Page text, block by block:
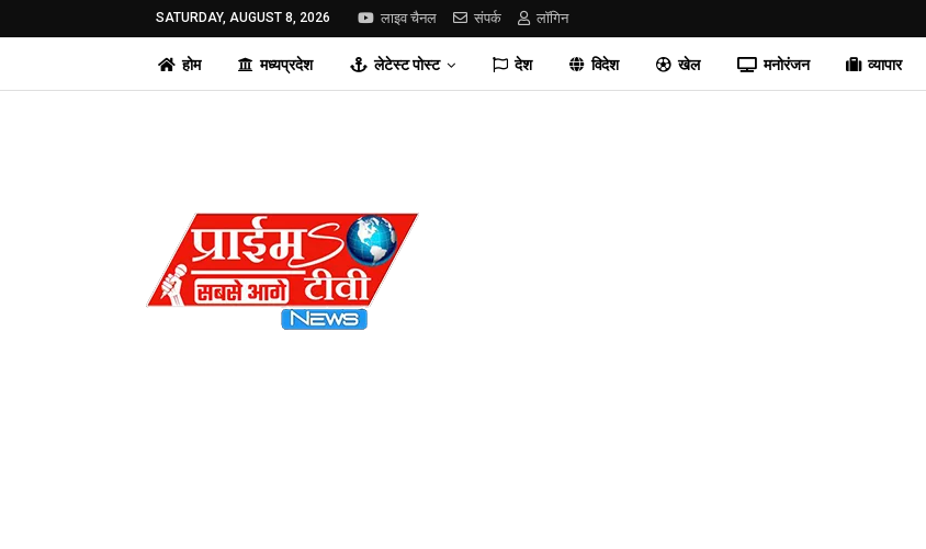
SATURDAY, AUGUST 8, 2026 लाइव चैनल संपर्क लॉगिन
होम मध्यप्रदेश लेटेस्ट पोस्ट देश विदेश खेल मनोरंजन व्यापार